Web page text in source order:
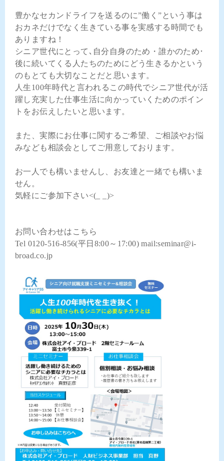
豊かなセカンドライフを送るのに”働く”という事は
おカネだけでなく生きている事を実感する時間でも
ありますね！
シニア世代にとって､自分自身のため・誰かのため･
後に続いてくる人たちのためにどう生きるかという
のもとても大切なことだと思います。
人生100年時代と言われるこの時代でシニア世代が活
躍し充実した仕事生活に向かっていくためのポイン
トをお伝えしたいと思います。
また、実際にお仕事に関するご希望、ご相談やお悩
みなども相談会としてご用意しております。
お一人でも構いませんし、お友達と一緒でも構いま
せん。
気軽にご参加下さい<(_ _)>
お問い合わせはこちら
Tel 0120-516-856(平日8:00～17:00) mail:seminar@i-
broad.co.jp